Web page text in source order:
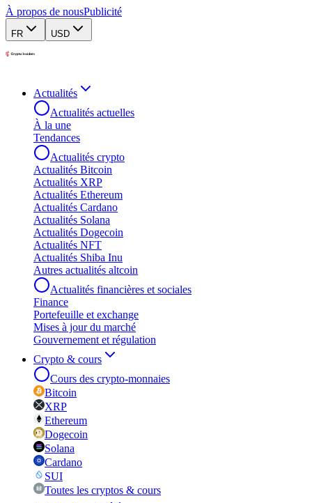
À propos de nousPublicité
FR USD
Actualités
Actualités actuelles
À la une
Tendances
Actualités crypto
Actualités Bitcoin
Actualités XRP
Actualités Ethereum
Actualités Cardano
Actualités Solana
Actualités Dogecoin
Actualités NFT
Actualités Shiba Inu
Autres actualités altcoin
Actualités financières et sociales
Finance
Portefeuille et exchange
Mises à jour du marché
Gouvernement et régulation
Crypto & cours
Cours des crypto-monnaies
Bitcoin
XRP
Ethereum
Dogecoin
Solana
Cardano
SUI
Toutes les cryptos & cours